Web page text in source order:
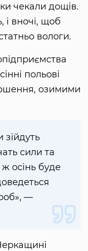
чекали дощів.
вночі, щоб
вологи.
польові
озимими
зійдуть
сили та
осінь буде
—